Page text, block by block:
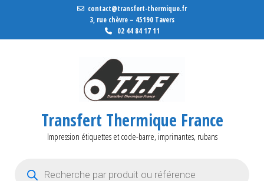
contact@transfert-thermique.fr
3, rue chèvre – 45190 Tavers
02 44 84 17 11
Transfert Thermique France
Impression étiquettes et code-barre, imprimantes, rubans